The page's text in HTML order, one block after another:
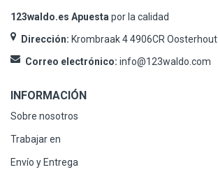
123waldo.es Apuesta por la calidad
Dirección: Krombraak 4 4906CR Oosterhout
Correo electrónico: info@123waldo.com
INFORMACIÓN
Sobre nosotros
Trabajar en
Envío y Entrega